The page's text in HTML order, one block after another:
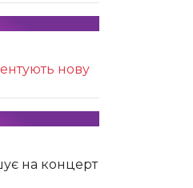
нову
на концерт